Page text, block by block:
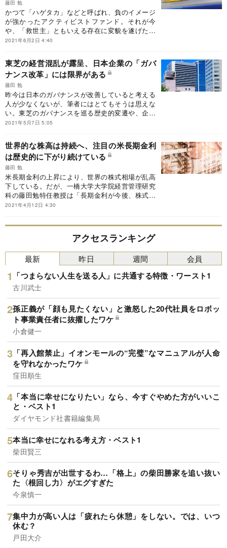
藤田 勉
かつて「ハゲタカ」などと呼ばれ、負のイメージ
が強かったアクティビストファンド。それが今
や、「救世主」ともいえる存在に変貌を遂げた。
巨大企業の株高をもたらしている理由、日本企業
2021年6月2日 4:40
東芝の経営混乱が露呈、日本企業の「ガバ
ナンス改革」には限界がある
藤田 勉
昨今は日本のガバナンスが改善していると考える
人が少なくないが、筆者にはとてもそうは思えな
い。東芝のガバナンスを巡る歴史的変遷や、企業
統治指針が抱える構造的欠陥を指摘しつつ、日本
2021年5月7日 5:05
世界的な株高は持続へ、注目の米長期金利
は歴史的に下がり続けている
藤田 勉
米長期金利の上昇により、世界の株式相場が乱高
下している。だが、一橋大学大学院経営管理研究
科の藤田勉特任教授は「長期金利が今後、株式相
場を大幅下落させるほど大きく上がる可能性は低
2021年4月12日 4:30
アクセスランキング
最新
「つまらない人生を送る人」に共通する特徴・ワースト1
古川武士
孫正義が「顔も見たくない」と激怒した20代社員をロボッ
ト事業責任者に抜擢したワケ
小倉健一
「再入館禁止」イオンモールの“完璧”なマニュアルが人命
を守れなかったワケ
窪田順生
「本当に幸せになりたい」なら、今すぐやめた方がいいこ
と・ベスト1
ダイヤモンド社書籍編集局
本当に幸せになれる考え方・ベスト1
柴田賢三
そりゃ秀吉が出世するわ…「格上」の柴田勝家を追い抜い
た〈根回し力〉がエグすぎた
今泉慎一
集中力が高い人は「疲れたら休憩」をしない。では、いつ
休む？
戸田大介
昨日 週間 会員